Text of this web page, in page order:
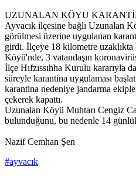
UZUNALAN KÖYU
Ayvacık ilçesine bağlı Uzunalan
görülmesi üzerine uygulanan
girdi. İlçeye 18 kilometre
Köyü'nde, 3 vatandaşın
İlçe Hıfzıssıhha Kurulu kararıyla
süreyle karantina uygulaması
karantina nedeniye jandarma
çekerek kapattı.
Uzunalan Köyü Muhtarı Cengiz
bulunduğunu, bu nedenle 14
Nazif Cemhan Şen
#ayvacık